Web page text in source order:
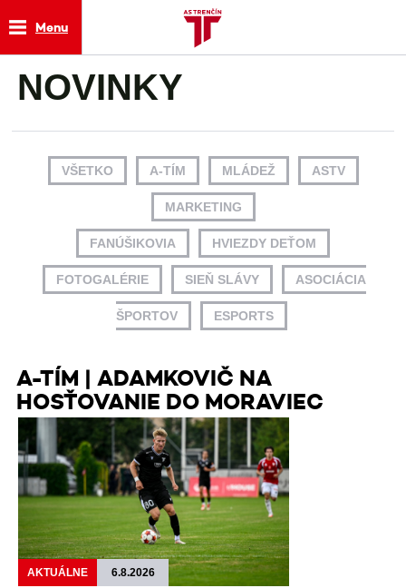
Menu
NOVINKY
VŠETKO A-TÍM MLÁDEŽ ASTV
MARKETING
FANÚŠIKOVIA HVIEZDY DEŤOM
FOTOGALÉRIE SIEŇ SLÁVY ASOCIÁCIA
ŠPORTOV ESPORTS
A-TÍM | ADAMKOVIČ NA
HOSŤOVANIE DO MORAVIEC
AKTUÁLNE 6.8.2026